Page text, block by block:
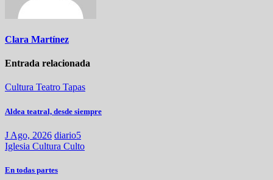
Clara Martínez
Entrada relacionada
Cultura Teatro Tapas
Aldea teatral, desde siempre
J Ago, 2026 diario5
Iglesia Cultura Culto
En todas partes